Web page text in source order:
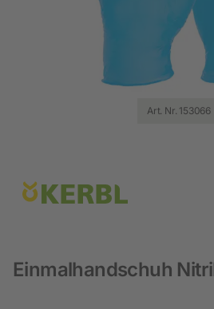
Art. Nr. 153066
Einmalhandschuh